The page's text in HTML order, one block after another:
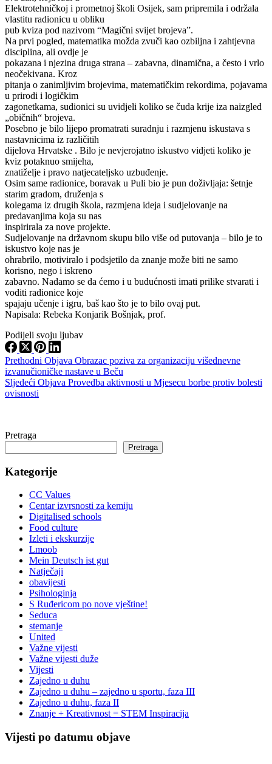
Elektrotehničkoj i prometnoj školi Osijek, sam pripremila i održala
vlastitu radionicu u obliku
pub kviza pod nazivom “Magični svijet brojeva”.
Na prvi pogled, matematika možda zvuči kao ozbiljna i zahtjevna
disciplina, ali ovdje je
pokazana i njezina druga strana – zabavna, dinamična, a često i vrlo
neočekivana. Kroz
pitanja o zanimljivim brojevima, matematičkim rekordima, pojavama
u prirodi i logičkim
zagonetkama, sudionici su uvidjeli koliko se čuda krije iza naizgled
„običnih“ brojeva.
Posebno je bilo lijepo promatrati suradnju i razmjenu iskustava s
nastavnicima iz različitih
dijelova Hrvatske . Bilo je nevjerojatno iskustvo vidjeti koliko je
kviz potaknuo smijeha,
znatiželje i pravo natjecateljsko uzbuđenje.
Osim same radionice, boravak u Puli bio je pun doživljaja: šetnje
starim gradom, druženja s
kolegama iz drugih škola, razmjena ideja i sudjelovanje na
predavanjima koja su nas
inspirirala za nove projekte.
Sudjelovanje na državnom skupu bilo više od putovanja – bilo je to
iskustvo koje nas je
ohrabrilo, motiviralo i podsjetilo da znanje može biti ne samo
korisno, nego i iskreno
zabavno. Nadamo se da ćemo i u budućnosti imati prilike stvarati i
voditi radionice koje
spajaju učenje i igru, baš kao što je to bilo ovaj put.
Napisala: Rebeka Konjarik Bošnjak, prof.
Podijeli svoju ljubav
Prethodni Objava Obrazac poziva za organizaciju višednevne
izvanučioničke nastave u Beču
Sljedeći Objava Provedba aktivnosti u Mjesecu borbe protiv bolesti
ovisnosti
Pretraga
Pretraga
Kategorije
CC Values
Centar izvrsnosti za kemiju
Digitalised schools
Food culture
Izleti i ekskurzije
Lmoob
Mein Deutsch ist gut
Natječaji
obavijesti
Psihologinja
S Ruđericom po nove vještine!
Seduca
stemanje
United
Važne vijesti
Važne vijesti duže
Vijesti
Zajedno u duhu
Zajedno u duhu – zajedno u sportu, faza III
Zajedno u duhu, faza II
Znanje + Kreativnost = STEM Inspiracija
Vijesti po datumu objave